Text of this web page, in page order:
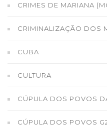
CRIMES DE MARIANA
CRIMINALIZAÇÃO DOS
CUBA
CULTURA
CÚPULA DOS POVOS
CÚPULA DOS POVOS